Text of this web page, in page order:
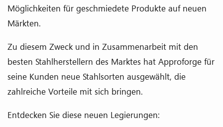
Möglichkeiten für geschmiedete Produkte auf neuen
Märkten.
Zu diesem Zweck und in Zusammenarbeit mit den
besten Stahlherstellern des Marktes hat Approforge für
seine Kunden neue Stahlsorten ausgewählt, die
zahlreiche Vorteile mit sich bringen.
Entdecken Sie diese neuen Legierungen: